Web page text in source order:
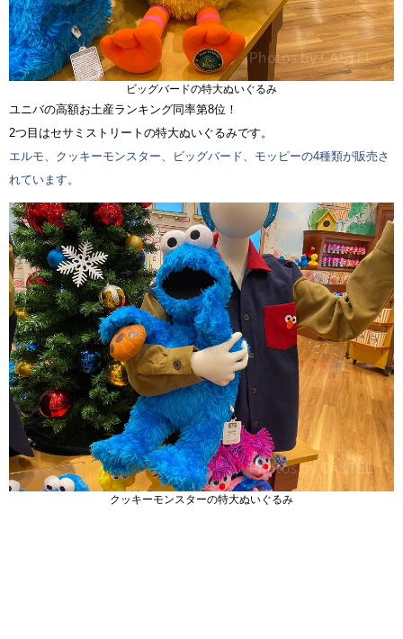
ビッグバードの特大ぬいぐるみ
ユニバの高額お土産ランキング同率第8位！
2つ目はセサミストリートの特大ぬいぐるみです。
エルモ、クッキーモンスター、ビッグバード、モッピーの4種類が販売さ
れています。
クッキーモンスターの特大ぬいぐるみ